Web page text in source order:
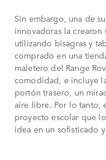
Sin embargo, una de
innovadoras la
utilizando bisagras y
comprado en una
maletero del Range
comodidad, e incluye
portón trasero, un
aire libre. Por lo tanto,
proyecto escolar que
idea en un sofisticado